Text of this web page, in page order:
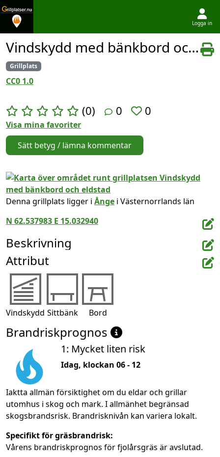
Logga in
Vindskydd med bänkbord och eldstad
Grillplats
CC0 1.0
(0) 0 0
Visa mina favoriter
Sätt betyg / lämna kommentar
Denna grillplats ligger i Ånge i Västernorrlands län
N 62.537983 E 15.032940
Beskrivning
Attribut
Vindskydd Sittbänk Bord
Brandriskprognos
1: Mycket liten risk
Idag, klockan 06 - 12
Iaktta allmän försiktighet om du eldar och grillar
utomhus i skog och mark. I allmänhet begränsad
skogsbrandsrisk. Brandrisknivån kan variera lokalt.
Specifikt för gräsbrandrisk:
Vårens brandriskprognos för fjolårsgräs är avslutad.